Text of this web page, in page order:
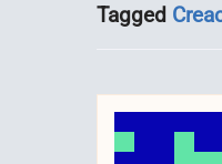
Tagged